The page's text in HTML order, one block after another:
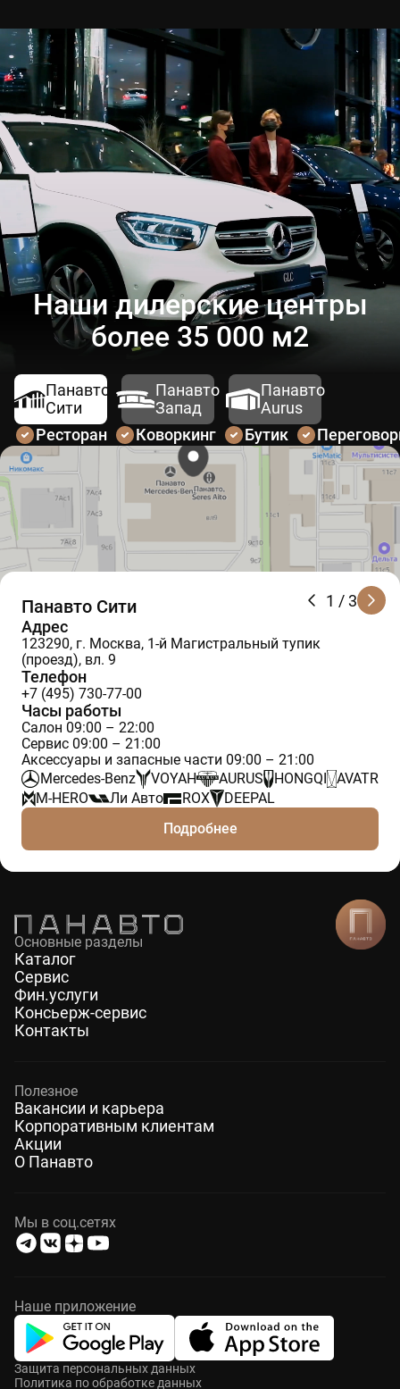
Наши дилерские центры
более 35 000 м2
Панавто
Сити
Панавто
Запад
Панавто
Aurus
Ресторан
Коворкинг Бутик
1 / 3
Панавто Сити
Адрес
123290, г. Москва, 1-й Магистральный тупик
(проезд), вл. 9
Телефон
+7 (495) 730-77-00
Часы работы
Салон 09:00 – 22:00
Сервис 09:00 – 21:00
Аксессуары и запасные части 09:00 – 21:00
Mercedes-Benz
VOYAH AURUS HONGQI
AVATR
M-HERO
Ли Авто ROX
DEEPAL
Подробнее
Основные разделы
Каталог
Сервис
Фин.услуги
Консьерж-сервис
Контакты
Полезное
Вакансии и карьера
Корпоративным клиентам
Акции
О Панавто
Мы в соц.сетях
Наше приложение
Защита персональных данных
Политика по обработке данных